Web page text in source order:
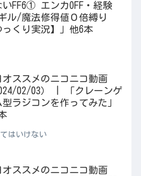
いFF6① エンカOFF・経験
ル/魔法修得値０倍縛り
っくり実況】」他6本
オススメのニコニコ動画
02/03） | 「クレーンゲ
型ラジコンを作ってみた」
はいけない
オススメのニコニコ動画